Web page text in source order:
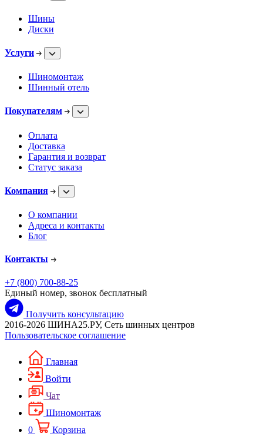
Шины
Диски
Услуги
Шиномонтаж
Шинный отель
Покупателям
Оплата
Доставка
Гарантия и возврат
Статус заказа
Компания
О компании
Адреса и контакты
Блог
Контакты
+7 (800) 700-88-25
Единый номер, звонок бесплатный
Получить консультацию
2016-2026 ШИНА25.РУ, Сеть шинных центров
Пользовательское соглашение
Главная
Войти
Чат
Шиномонтаж
0
Корзина